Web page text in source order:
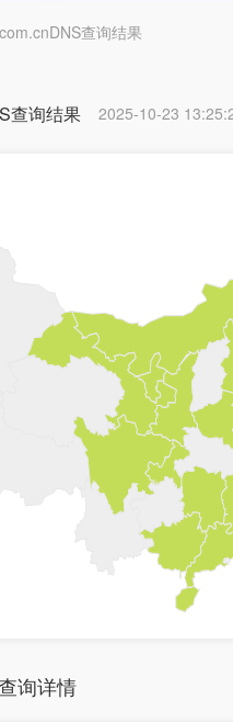
查询结果
查询结果 2025-10-23
询详情